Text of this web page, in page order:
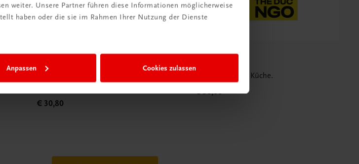
weiter. Unsere Partner führen diese Informationen möglicherweise
haben oder die sie im Rahmen Ihrer Nutzung der Dienste
Anpassen Cookies zulassen
Wiener Küche | erweiterte
Neuausgabe
€ 30,80
Neue asiatische Küche.
€ 36,00